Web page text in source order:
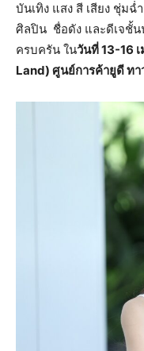
บันเทิง แสง สี เสียง ชุ่ม
ศิลปิน ชื่อดัง และดีเจชั้น
ครบครัน ในวันที่13-16
Land) ศูนย์การค้ายูดี ท